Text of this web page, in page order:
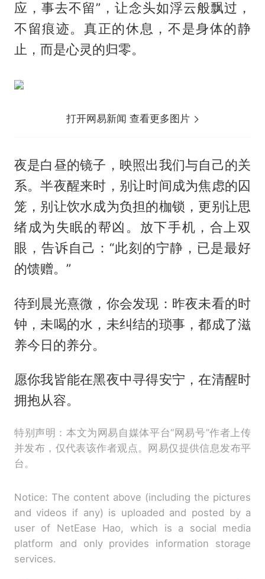
应，事去不留”，让念头如浮云般飘过，
不留痕迹。真正的休息，不是身体的静
止，而是心灵的归零。
打开网易新闻 查看更多图片
夜是白昼的镜子，映照出我们与自己的关
系。半夜醒来时，别让时间成为焦虑的囚
笼，别让饮水成为负担的枷锁，更别让思
绪成为失眠的帮凶。放下手机，合上双
眼，告诉自己：“此刻的宁静，已是最好
的馈赠。”
待到晨光熹微，你会发现：昨夜未看的时
钟，未喝的水，未纠结的琐事，都成了滋
养今日的养分。
愿你我皆能在黑夜中寻得安宁，在清醒时
拥抱从容。
特别声明：本文为网易自媒体平台“网易号”作者上传
并发布，仅代表该作者观点。网易仅提供信息发布平
台。
Notice: The content above (including the pictures
and videos if any) is uploaded and posted by a
user of NetEase Hao, which is a social media
platform and only provides information storage
services.